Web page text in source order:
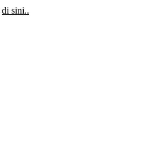
di sini..